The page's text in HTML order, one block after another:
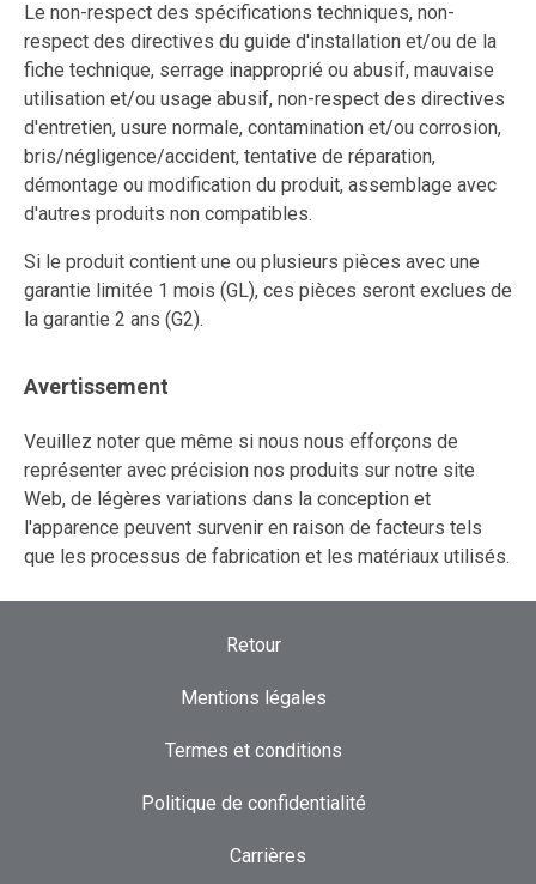
Le non-respect des spécifications techniques, non-
respect des directives du guide d'installation et/ou de la
fiche technique, serrage inapproprié ou abusif, mauvaise
utilisation et/ou usage abusif, non-respect des directives
d'entretien, usure normale, contamination et/ou corrosion,
bris/négligence/accident, tentative de réparation,
démontage ou modification du produit, assemblage avec
d'autres produits non compatibles.
Si le produit contient une ou plusieurs pièces avec une
garantie limitée 1 mois (GL), ces pièces seront exclues de
la garantie 2 ans (G2).
Avertissement
Veuillez noter que même si nous nous efforçons de
représenter avec précision nos produits sur notre site
Web, de légères variations dans la conception et
l'apparence peuvent survenir en raison de facteurs tels
que les processus de fabrication et les matériaux utilisés.
Retour
Mentions légales
Termes et conditions
Politique de confidentialité
Carrières